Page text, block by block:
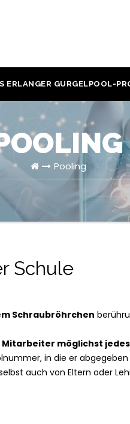
ERLANGER GURGELPOOL-
Pooling
Schule
Schraubröhrchen
möglichst
in die er
auch von Eltern oder